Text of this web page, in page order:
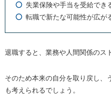
失業保険や手当を受給でき
転職で新たな可能性が広が
退職すると、業務や人間関係のス
そのため本来の自分を取り戻し、
も考えられるでしょう。